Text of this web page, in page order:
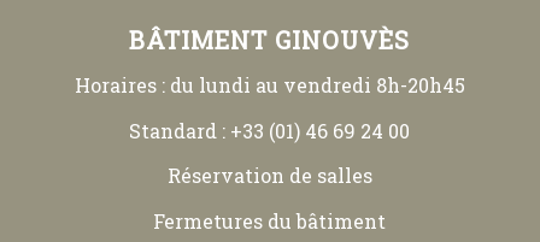
BÂTIMENT GINOUVÈS
Horaires : du lundi au vendredi 8h-20h45
Standard : +33 (01) 46 69 24 00
Réservation de salles
Fermetures du bâtiment